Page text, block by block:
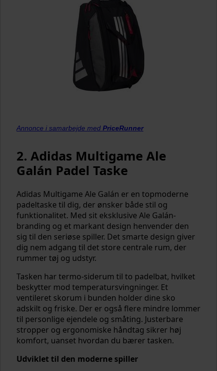
Annonce i samarbejde med PriceRunner
2. Adidas Multigame Ale
Galán Padel Taske
Adidas Multigame Ale Galán er en topmoderne
padeltaske til dig, der ønsker både stil og
funktionalitet. Med sit eksklusive Ale Galán-
branding og et markant design henvender den
sig til den seriøse spiller. Det smarte design giver
dig nem adgang til det store centrale rum, der
rummer tøj og udstyr.
Tasken har termo-siderum til to padelbat, hvilket
beskytter mod temperatursvingninger. Et
ventileret skorum i bunden holder dine sko
adskilt og friske. Der er også flere mindre lommer
til personlige ejendele og småting. Justerbare
stropper og ergonomiske håndtag sikrer høj
komfort, uanset hvordan du bærer tasken.
Udviklet til den moderne spiller